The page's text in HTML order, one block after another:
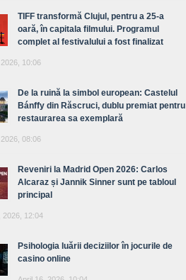
TIFF transformă Clujul, pentru a 25-a
oară, în capitala filmului. Programul
complet al festivalului a fost finalizat
10:06
De la ruină la simbol european: Castelul
Bánffy din Răscruci, dublu premiat pentru
restaurarea sa exemplară
08:06
Reveniri la Madrid Open 2026: Carlos
Alcaraz și Jannik Sinner sunt pe tabloul
principal
2026, 12:04
Psihologia luării deciziilor în jocurile de
casino online